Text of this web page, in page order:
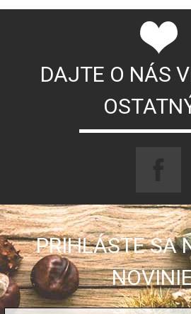
DAJTE O NÁS
PRIHLÁSTE SA